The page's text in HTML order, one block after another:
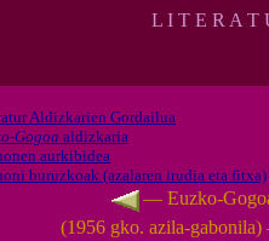
L I T E R A
Aldizkarien Gordailua
Gogoa aldizkaria
aurkibidea
buruzkoak (azalaren irudia eta fitxa)
— Euzko-
(1956 gko. azila-